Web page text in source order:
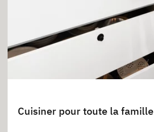
Cuisiner pour toute la famille